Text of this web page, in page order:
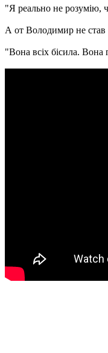
"Я реально не розумію,
А от Володимир не став
"Вона всіх бісила. Вона